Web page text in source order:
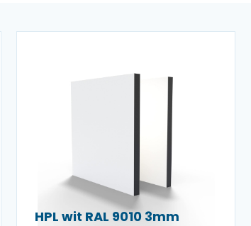
HPL wit RAL 9010 3mm